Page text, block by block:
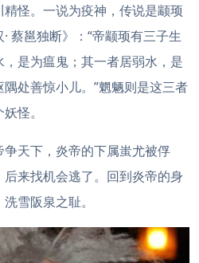
怪。一说为疫神，传说是颛顼
蔡邕独断》：“帝颛顼有三子生
是为瘟鬼；其一者居弱水，是
处善惊小儿。”魍魉则是这三者
怪。
天下，炎帝的下属蚩尤被俘
来找机会逃了。回到炎帝的身
雪阪泉之耻。